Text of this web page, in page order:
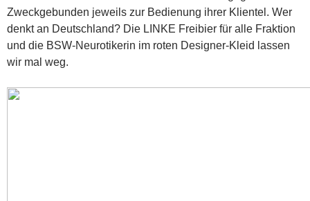
Zweckgebunden jeweils zur Bedienung ihrer Klientel. Wer
denkt an Deutschland? Die LINKE Freibier für alle Fraktion
und die BSW-Neurotikerin im roten Designer-Kleid lassen
wir mal weg.